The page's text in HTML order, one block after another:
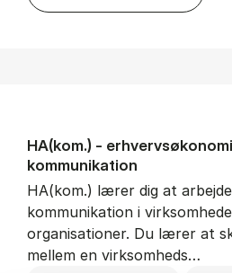
HA(kom.) -
kommunikation
HA(kom.) lærer dig at
kommunikation i
organisationer. Du lærer at
mellem en virksomheds…